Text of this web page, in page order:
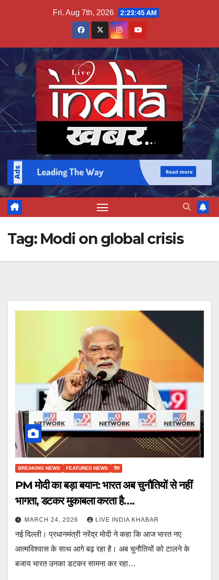
Fri. Aug 7th, 2026 2:23:45 AM
Tag: Modi on global crisis
BREAKING NEWS FEATURED NEWS देश
PM मोदी का बड़ा बयान: भारत अब चुनौतियों से नहीं
भागता, डटकर मुकाबला करता है….
MARCH 24, 2026 LIVE INDIA KHABAR
नई दिल्ली। प्रधानमंत्री नरेंद्र मोदी ने कहा कि आज भारत नए
आत्मविश्वास के साथ आगे बढ़ रहा है। अब चुनौतियों को टालने के
बजाय भारत उनका डटकर सामना कर रहा…